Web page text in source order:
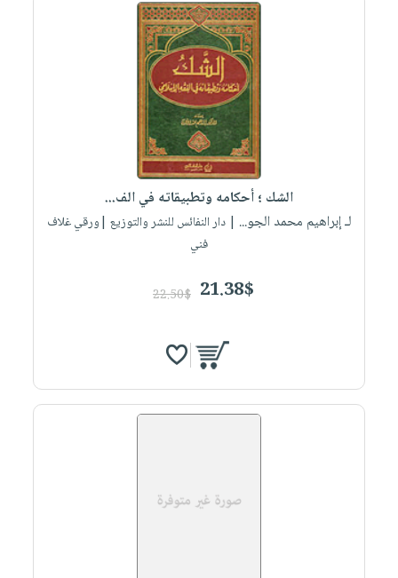
الشك ؛ أحكامه وتطبيقاته في الف...
لـ إبراهيم محمد الجو... | دار النفائس للنشر والتوزيع |ورقي غلاف
فني
21.38$
22.50$